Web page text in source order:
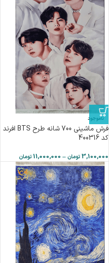
ناموجود
فرش ماشینی 700 شانه طرح BTS افرند
كد 400316
3,100,000 تومان –
11,000,000 تومان